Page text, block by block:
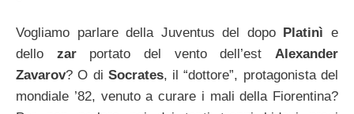
Vogliamo parlare della Juventus del dopo Platinì e
dello zarportato del vento dell’estAlexander
Zavarov? O di Socrates, il “dottore”, protagonista del
mondiale ’82, venuto a curare i mali della Fiorentina?